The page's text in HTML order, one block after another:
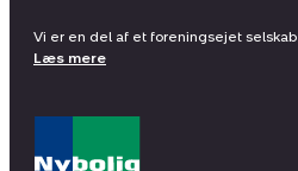
Vi er en del af et foreningsejet selskab
Læs mere